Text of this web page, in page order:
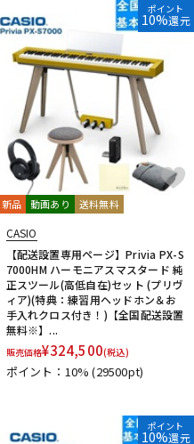
ポイント
10%還元
新品 動画あり 送料無料
CASIO
【配送設置専用ページ】Privia PX-S
7000HM ハーモニアスマスタード 純
正スツール(高低自在)セット (プリヴ
ィア)(特典：練習用ヘッドホン＆お
手入れクロス付き！)【全国配送設置
無料※】...
販売価格¥324,500(税込)
ポイント：10%(29500pt)
ポイント
10%還元